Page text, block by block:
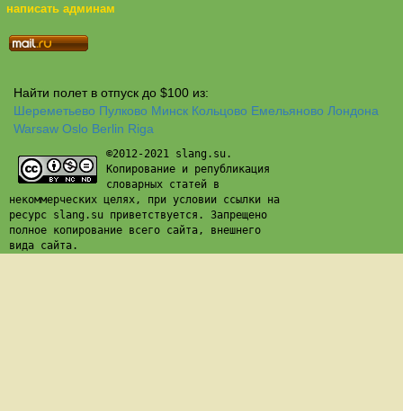
написать админам
Найти полет в отпуск до $100 из:
Шереметьево Пулково Минск Кольцово Емельяново Лондона
Warsaw Oslo Berlin Riga
©2012-2021 slang.su.
Копирование и републикация
словарных статей в
некоммерческих целях, при условии ссылки на
ресурс slang.su приветствуется. Запрещено
полное копирование всего сайта, внешнего
вида сайта.